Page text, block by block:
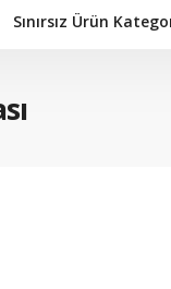
Sınırsız Ürün